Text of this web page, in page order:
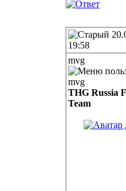
19:58
mvg
THG Russia
Team